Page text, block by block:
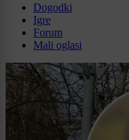
Dogodki
Igre
Forum
Mali oglasi